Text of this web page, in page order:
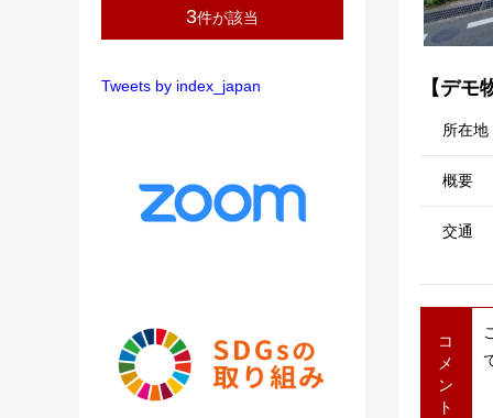
3件が該当
Tweets by index_japan 【デ
所在地
概要
交通
コ
メ
ン
ト